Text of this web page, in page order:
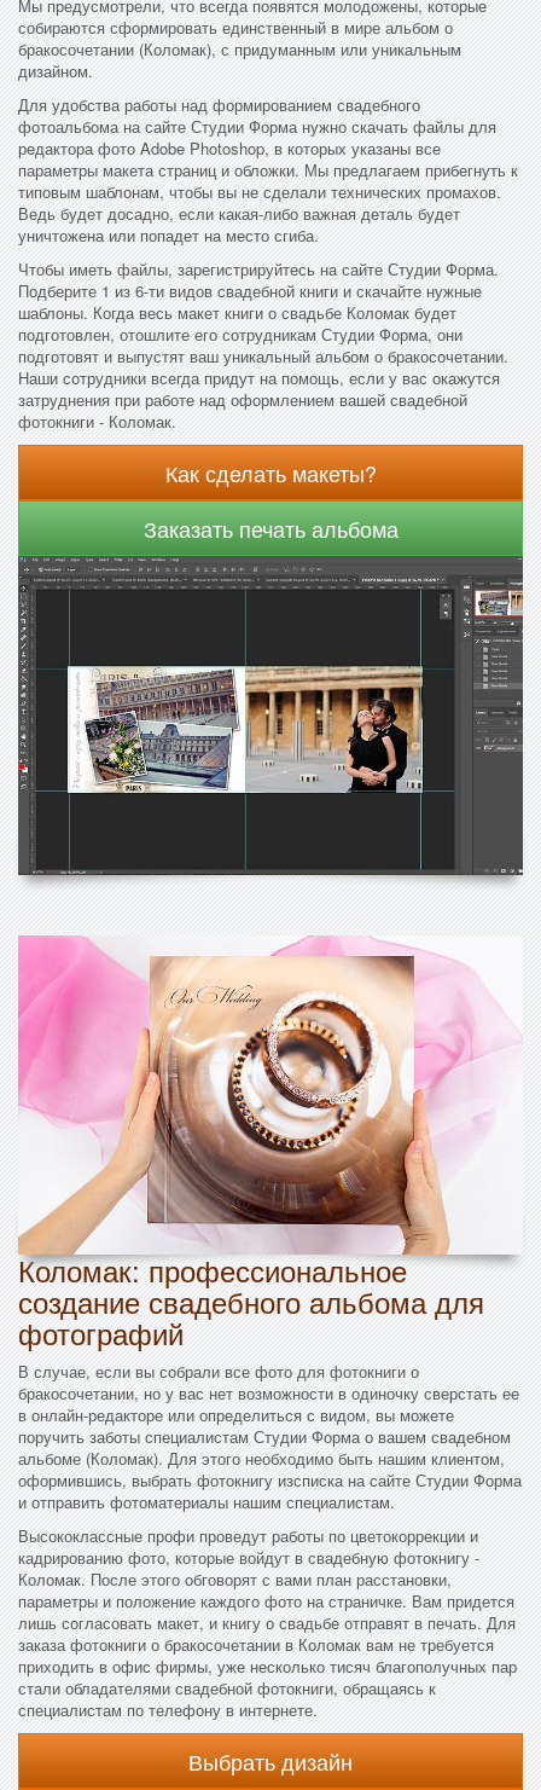
Мы предусмотрели, что всегда появятся молодожены, которые
собираются сформировать единственный в мире альбом о
бракосочетании (Коломак), с придуманным или уникальным
дизайном.
Для удобства работы над формированием свадебного
фотоальбома на сайте Студии Форма нужно скачать файлы для
редактора фото Adobe Photoshop, в которых указаны все
параметры макета страниц и обложки. Мы предлагаем прибегнуть к
типовым шаблонам, чтобы вы не сделали технических промахов.
Ведь будет досадно, если какая-либо важная деталь будет
уничтожена или попадет на место сгиба.
Чтобы иметь файлы, зарегистрируйтесь на сайте Студии Форма.
Подберите 1 из 6-ти видов свадебной книги и скачайте нужные
шаблоны. Когда весь макет книги о свадьбе Коломак будет
подготовлен, отошлите его сотрудникам Студии Форма, они
подготовят и выпустят ваш уникальный альбом о бракосочетании.
Наши сотрудники всегда придут на помощь, если у вас окажутся
затруднения при работе над оформлением вашей свадебной
фотокниги - Коломак.
Как сделать макеты?
Заказать печать альбома
Коломак: профессиональное
создание свадебного альбома для
фотографий
В случае, если вы собрали все фото для фотокниги о
бракосочетании, но у вас нет возможности в одиночку сверстать ее
в онлайн-редакторе или определиться с видом, вы можете
поручить заботы специалистам Студии Форма о вашем свадебном
альбоме (Коломак). Для этого необходимо быть нашим клиентом,
оформившись, выбрать фотокнигу изсписка на сайте Студии Форма
и отправить фотоматериалы нашим специалистам.
Высококлассные профи проведут работы по цветокоррекции и
кадрированию фото, которые войдут в свадебную фотокнигу -
Коломак. После этого обговорят с вами план расстановки,
параметры и положение каждого фото на страничке. Вам придется
лишь согласовать макет, и книгу о свадьбе отправят в печать. Для
заказа фотокниги о бракосочетании в Коломак вам не требуется
приходить в офис фирмы, уже несколько тисяч благополучных пар
стали обладателями свадебной фотокниги, обращаясь к
специалистам по телефону в интернете.
Выбрать дизайн